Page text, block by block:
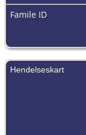
Famile ID
Hendelseskart